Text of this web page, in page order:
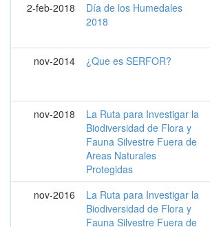
2-feb-2018
Día de los Humedales
2018
nov-2014
¿Que es SERFOR?
nov-2018
La Ruta para Investigar la
Biodiversidad de Flora y
Fauna Silvestre Fuera de
Areas Naturales
Protegidas
nov-2016
La Ruta para Investigar la
Biodiversidad de Flora y
Fauna Silvestre Fuera de